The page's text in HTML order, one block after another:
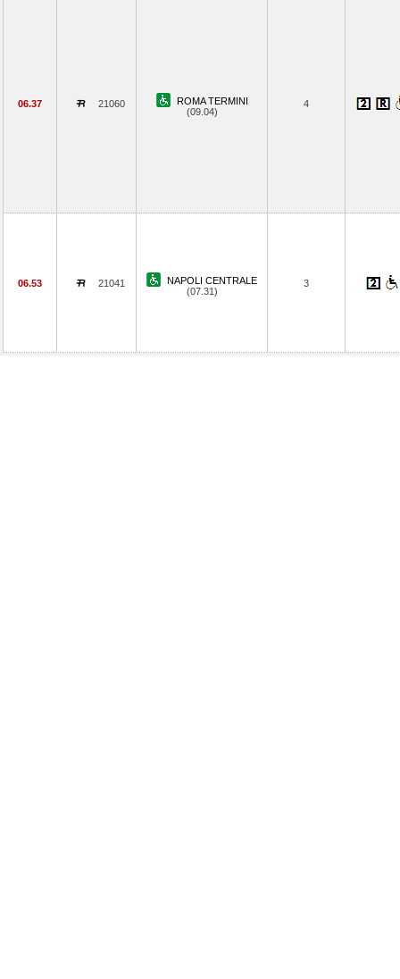
06.37 21060
ROMA TERMINI
(09.04)
4
06.53 21041
NAPOLI CENTRALE
(07.31)
3